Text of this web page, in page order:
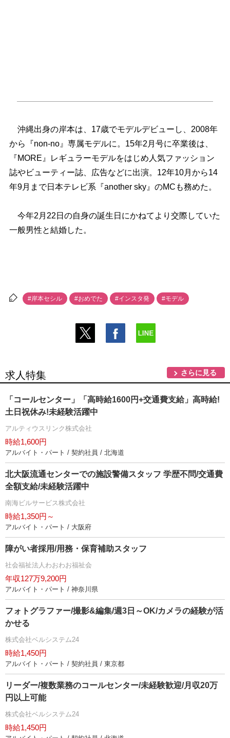
沖縄出身の岸本は、17歳でモデルデビューし、2008年
から『non-no』専属モデルに。15年2月号に卒業後は、
『MORE』レギュラーモデルをはじめ人気ファッション
誌やビューティー誌、広告などに出演。12年10月から14
年9月まで日本テレビ系『another sky』のMCも務めた。
今年2月22日の自身の誕生日にかねてより交際していた
一般男性と結婚した。
#岸本セシル #おめでた #インスタ発 #モデル
求人特集 さらに見る
「コールセンター」「高時給1600円+交通費支給」高時給!
土日祝休み!未経験活躍中
アルティウスリンク株式会社
時給1,600円
アルバイト・パート / 契約社員 / 北海道
北大阪流通センターでの施設警備スタッフ 学歴不問/交通費
全額支給/未経験活躍中
南海ビルサービス株式会社
時給1,350円～
アルバイト・パート / 大阪府
障がい者採用/用務・保育補助スタッフ
社会福祉法人わおわお福祉会
年収127万9,200円
アルバイト・パート / 神奈川県
フォトグラファー/撮影&編集/週3日～OK/カメラの経験が活
かせる
株式会社ベルシステム24
時給1,450円
アルバイト・パート / 契約社員 / 東京都
リーダー/複数業務のコールセンター/未経験歓迎/月収20万
円以上可能
株式会社ベルシステム24
時給1,450円